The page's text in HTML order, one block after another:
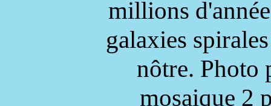
millions
galaxies
nôtre. Photo
mosaique 2